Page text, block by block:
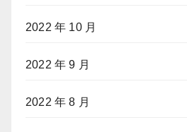
2022 年 10 月
2022 年 9 月
2022 年 8 月